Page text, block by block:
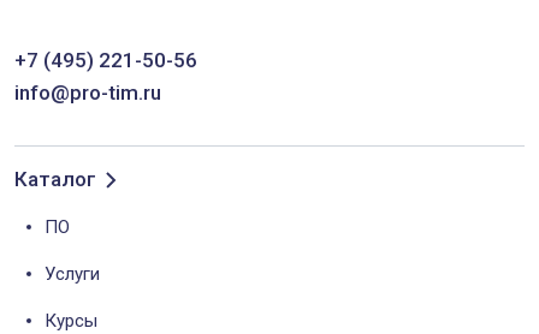
+7 (495) 221-50-56
info@pro-tim.ru
Каталог
ПО
Услуги
Курсы